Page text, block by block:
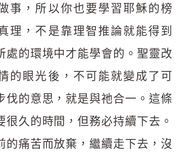
事，所以你也要學習耶穌的榜
理，不是靠理智推論就能得到
處的環境中才能學會的。聖靈改
的眼光後，不可能就變成了可
伐的意思，就是與祂合一。這條
很久的時間，但務必持續下去。
的痛苦而放棄，繼續走下去，沒